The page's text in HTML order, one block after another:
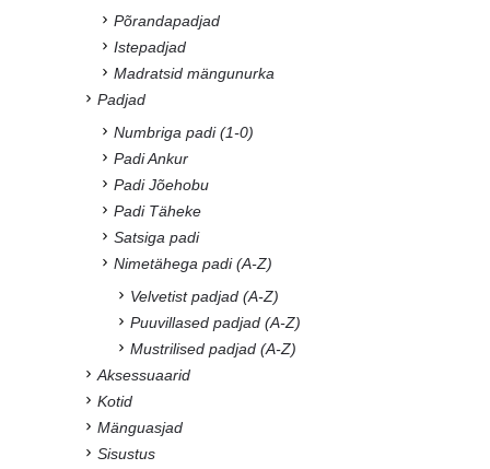
Põrandapadjad
Istepadjad
Madratsid mängunurka
Padjad
Numbriga padi (1-0)
Padi Ankur
Padi Jõehobu
Padi Täheke
Satsiga padi
Nimetähega padi (A-Z)
Velvetist padjad (A-Z)
Puuvillased padjad (A-Z)
Mustrilised padjad (A-Z)
Aksessuaarid
Kotid
Mänguasjad
Sisustus